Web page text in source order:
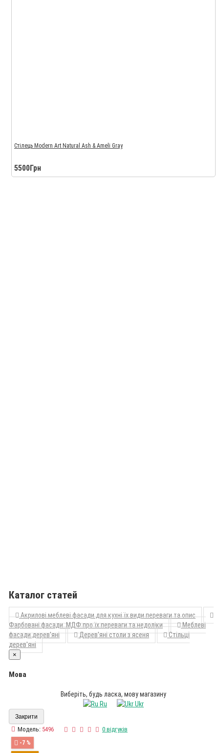
Стілець Modern Art Natural Ash & Ameli Gray
5500Грн
Каталог статей
Акрилові меблеві фасади для кухні їх види переваги та опис
Фарбовані фасади МДФ про їх переваги та недоліки
Меблеві
фасади дерев'яні
Дерев'яні столи з ясеня
Стільці
дерев'яні
×
Мова
Виберіть, будь ласка, мову магазину
Ru
Ukr
Закрити
Модель: 5496 0 відгуків
-7 %